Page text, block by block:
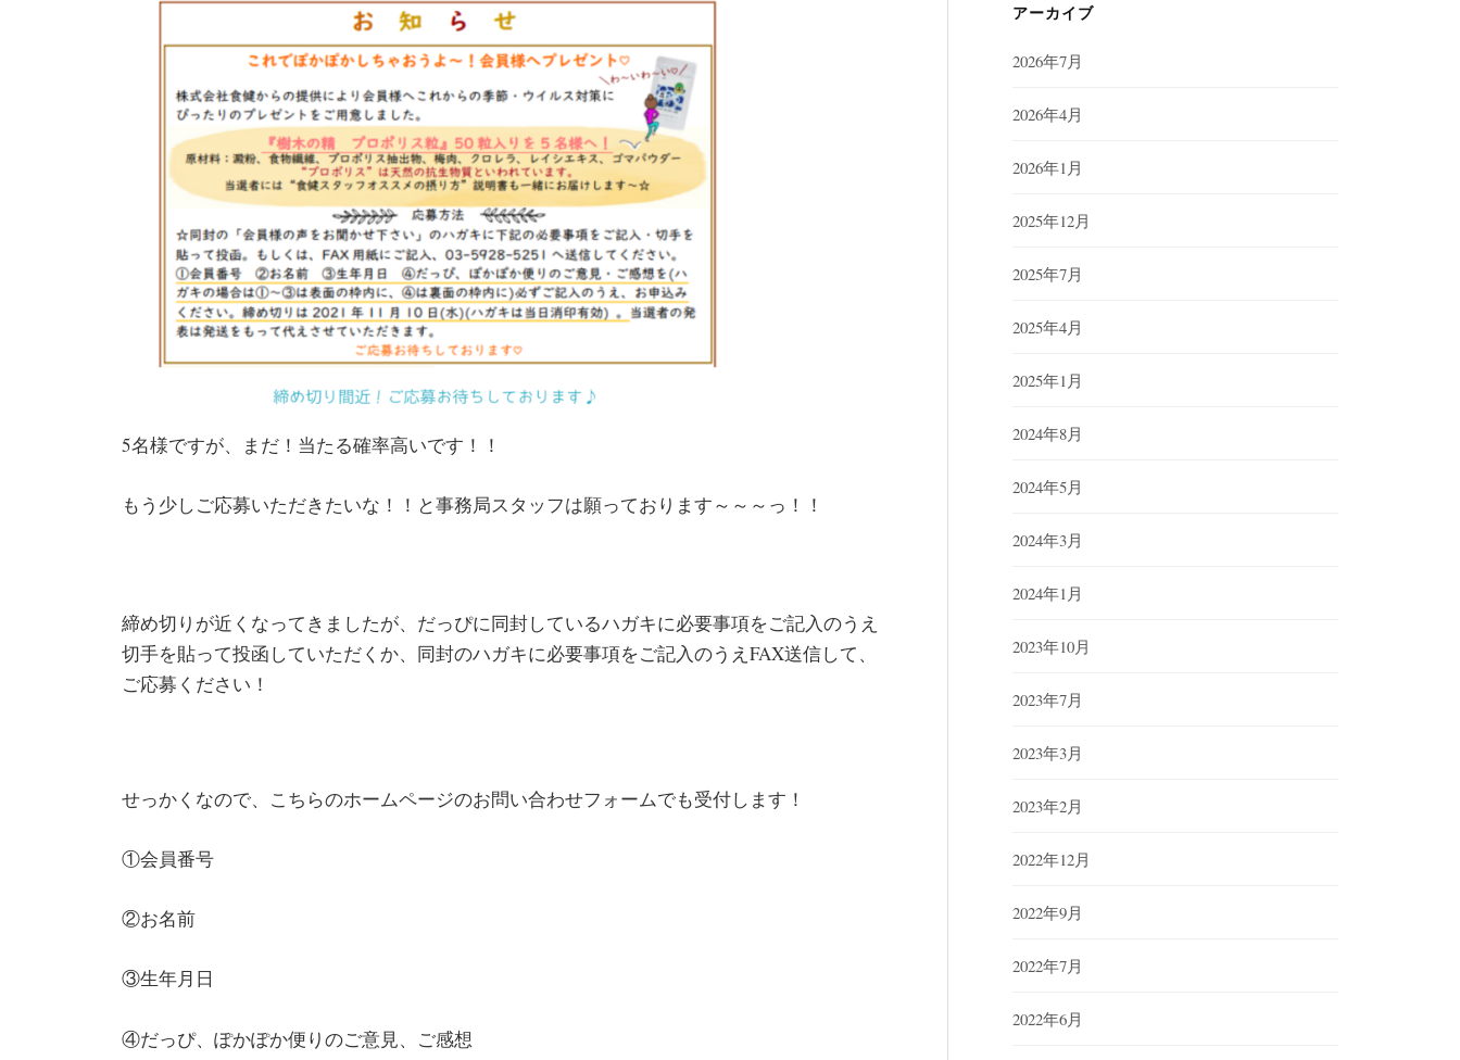
5名様ですが、まだ！当たる確率高いです！！
もう少しご応募いただきたいな！！と事務局スタッフは願っております～～～っ！！
締め切りが近くなってきましたが、だっぴに同封しているハガキに必要事項をご記入のうえ
切手を貼って投函していただくか、同封のハガキに必要事項をご記入のうえFAX送信して、
ご応募ください！
せっかくなので、こちらのホームページのお問い合わせフォームでも受付します！
①会員番号
②お名前
③生年月日
④だっぴ、ぽかぽか便りのご意見、ご感想
アーカイブ
2026年7月
2026年4月
2026年1月
2025年12月
2025年7月
2025年4月
2025年1月
2024年8月
2024年5月
2024年3月
2024年1月
2023年10月
2023年7月
2023年3月
2023年2月
2022年12月
2022年9月
2022年7月
2022年6月